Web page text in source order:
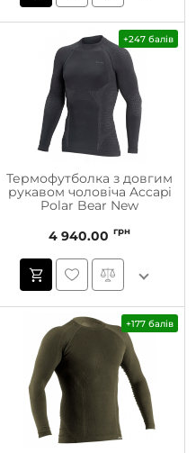
+247 балів
Термофутболка з довгим
рукавом чоловіча Accapi
Polar Bear New
4 940.00 грн
+177 балів